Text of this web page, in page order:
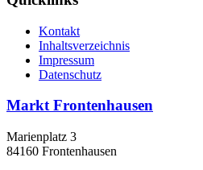
Kontakt
Inhaltsverzeichnis
Impressum
Datenschutz
Markt Frontenhausen
Marienplatz 3
84160 Frontenhausen